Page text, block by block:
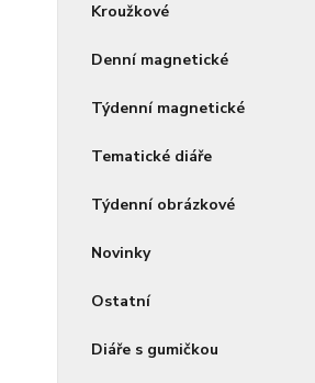
Kroužkové
Denní magnetické
Týdenní magnetické
Tematické diáře
Týdenní obrázkové
Novinky
Ostatní
Diáře s gumičkou